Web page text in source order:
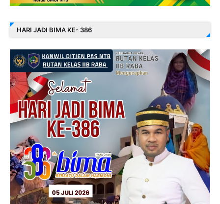
HARI JADI BIMA KE- 386